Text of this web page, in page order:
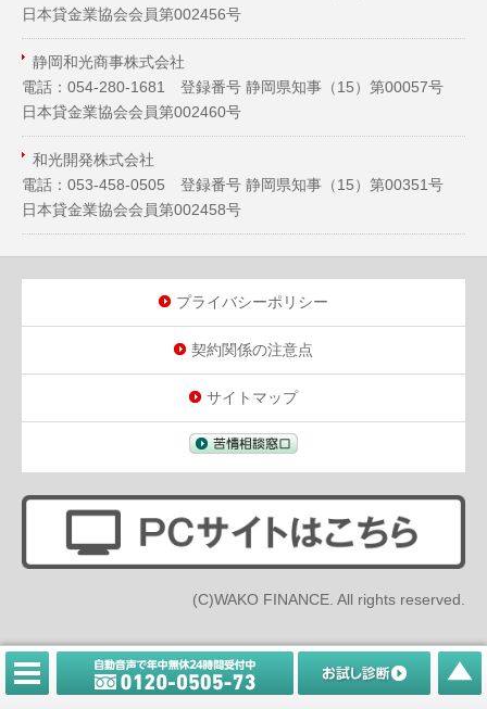
日本貸金業協会会員第002456号
静岡和光商事株式会社
電話：054-280-1681 登録番号 静岡県知事（15）第00057号
日本貸金業協会会員第002460号
和光開発株式会社
電話：053-458-0505 登録番号 静岡県知事（15）第00351号
日本貸金業協会会員第002458号
プライバシーポリシー
契約関係の注意点
サイトマップ
(C)WAKO FINANCE. All rights reserved.